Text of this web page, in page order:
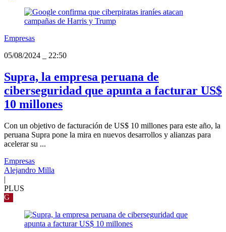
Empresas
05/08/2024
22:50
Supra, la empresa peruana de
ciberseguridad que apunta a facturar US$
10 millones
Con un objetivo de facturación de US$ 10 millones para este año, la
peruana Supra pone la mira en nuevos desarrollos y alianzas para
acelerar su ...
Empresas
Alejandro Milla
|
PLUS
G